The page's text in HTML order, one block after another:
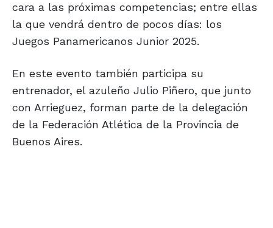
cara a las próximas competencias; entre ellas
la que vendrá dentro de pocos días: los
Juegos Panamericanos Junior 2025.
En este evento también participa su
entrenador, el azuleño Julio Piñero, que junto
con Arrieguez, forman parte de la delegación
de la Federación Atlética de la Provincia de
Buenos Aires.